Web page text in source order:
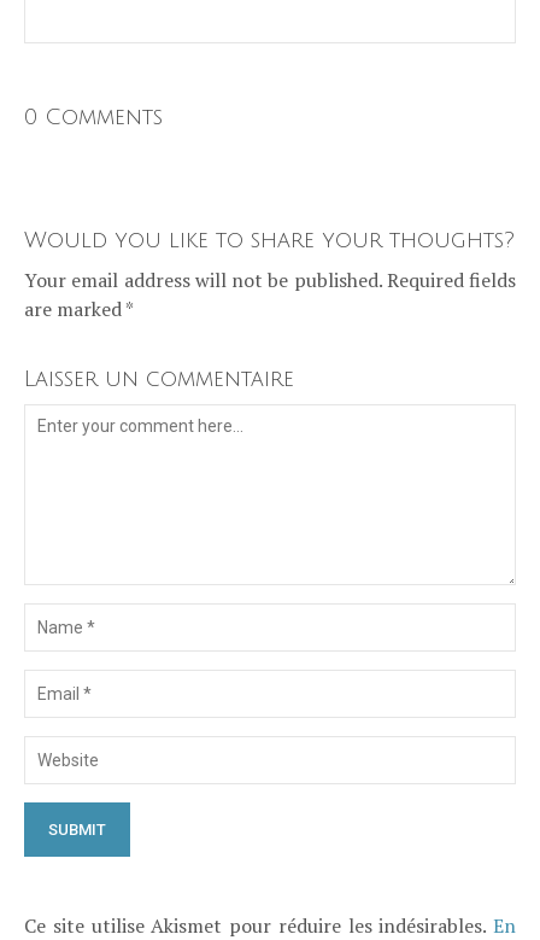
0 Comments
Would you like to share your thoughts?
Your email address will not be published. Required fields
are marked *
Laisser un commentaire
Ce site utilise Akismet pour réduire les indésirables. En